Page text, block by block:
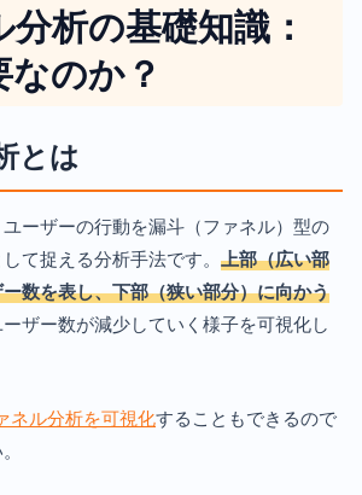
析の基礎知識：
のか？
とは
ーザーの行動を漏斗（ファネル）型の
て捉える分析手法です。 上部（広い部
数を表し、下部（狭い部分）に向かう
ザー数が減少していく様子を可視化し
ネル分析を可視化することもできるので